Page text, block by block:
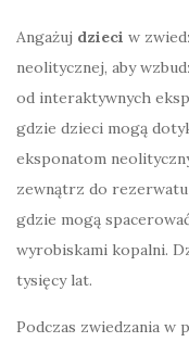
Angażuj dzieci w
neolitycznej, aby
od interaktywnych
gdzie dzieci mogą
eksponatom
zewnątrz do
gdzie mogą
wyrobiskami kopalni.
tysięcy lat.
Podczas zwiedzania w